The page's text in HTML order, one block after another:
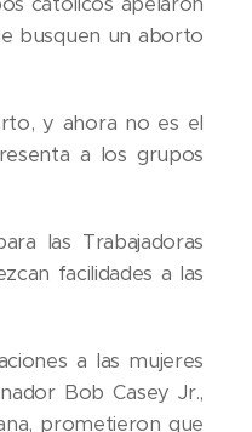
busquen un aborto
y ahora no es el
a los grupos
las Trabajadoras
facilidades a las
a las mujeres
Bob Casey Jr.,
prometieron que